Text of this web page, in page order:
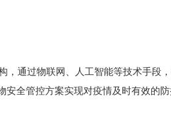
，通过物联网、人工智能等技术手段
全管控方案实现对疫情及时有效的